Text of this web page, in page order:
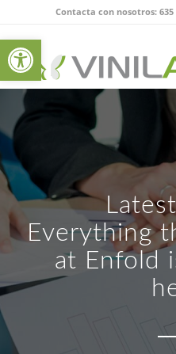
Contacta con nosotros:635
Everything
at Enfold
Abrir barra de herramientas